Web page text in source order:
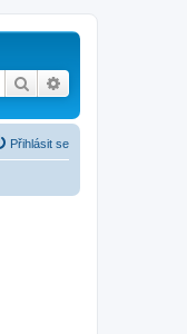
Hledat
Přihlásit se